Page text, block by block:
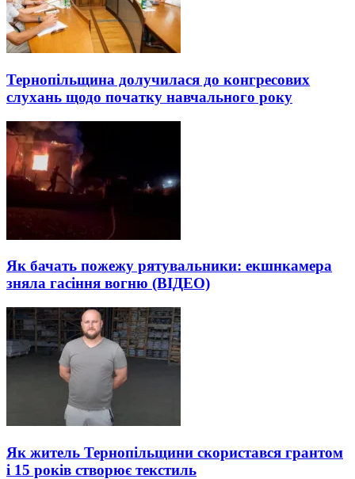
Тернопільщина долучилася до конгресових
слухань щодо початку навчального року
Як бачать пожежу рятувальники: екшнкамера
зняла гасіння вогню (ВІДЕО)
Як житель Тернопільщини скористався грантом
і 15 років створює текстиль